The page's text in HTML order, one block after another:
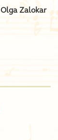
Olga Zalokar